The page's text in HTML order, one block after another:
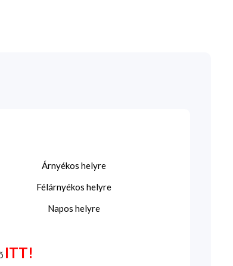
Árnyékos helyre
Félárnyékos helyre
Napos helyre
ITT!